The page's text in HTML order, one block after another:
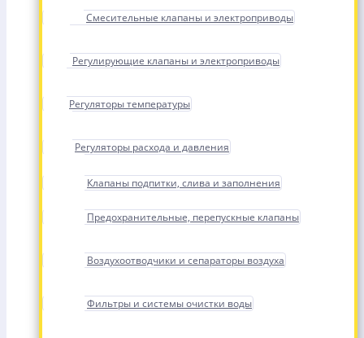
Смесительные клапаны и электроприводы
Регулирующие клапаны и электроприводы
Регуляторы температуры
Регуляторы расхода и давления
Клапаны подпитки, слива и заполнения
Предохранительные, перепускные клапаны
Воздухоотводчики и сепараторы воздуха
Фильтры и системы очистки воды